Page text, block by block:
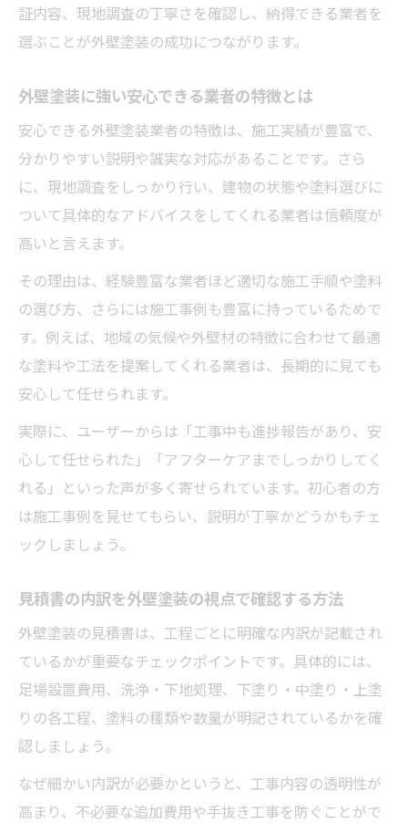
証内容、現地調査の丁寧さを確認し、納得できる業者を
選ぶことが外壁塗装の成功につながります。
外壁塗装に強い安心できる業者の特徴とは
安心できる外壁塗装業者の特徴は、施工実績が豊富で、
分かりやすい説明や誠実な対応があることです。さら
に、現地調査をしっかり行い、建物の状態や塗料選びに
ついて具体的なアドバイスをしてくれる業者は信頼度が
高いと言えます。
その理由は、経験豊富な業者ほど適切な施工手順や塗料
の選び方、さらには施工事例も豊富に持っているためで
す。例えば、地域の気候や外壁材の特徴に合わせて最適
な塗料や工法を提案してくれる業者は、長期的に見ても
安心して任せられます。
実際に、ユーザーからは「工事中も進捗報告があり、安
心して任せられた」「アフターケアまでしっかりしてく
れる」といった声が多く寄せられています。初心者の方
は施工事例を見せてもらい、説明が丁寧かどうかもチェ
ックしましょう。
見積書の内訳を外壁塗装の視点で確認する方法
外壁塗装の見積書は、工程ごとに明確な内訳が記載され
ているかが重要なチェックポイントです。具体的には、
足場設置費用、洗浄・下地処理、下塗り・中塗り・上塗
りの各工程、塗料の種類や数量が明記されているかを確
認しましょう。
なぜ細かい内訳が必要かというと、工事内容の透明性が
高まり、不必要な追加費用や手抜き工事を防ぐことがで